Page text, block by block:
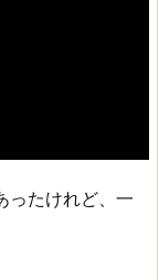
ったけれど、一